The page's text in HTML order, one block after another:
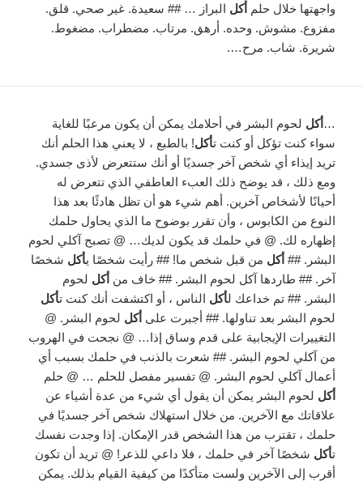
واجهتها خلال حلم أكل البراز … ## سعيدة. غير صحي. قلق.
مفزوع. مشوش. وحده. أرهق. مرتاب. مضطراب. مضغوط.
شريرة. شاب. مرح….
… أكل لحوم البشر في أحلامك يمكن أن يكون مرعبًا للغاية
سواء كنت تؤكل أو كنت تأكل! بالطبع ، لا يعني هذا الحلم أنك
تريد إيذاء أي شخص آخر جسديًا أو أنك ستتعرض لأذى جسدي.
ومع ذلك ، قد يوضح ذلك العبء العاطفي الذي تتعرض له
أحيانًا لأشخاص آخرين. أهم شيء هو أن تظل هادئًا بعد هذا
النوع من الكابوس ، وأن تقرر بوضوح ما الذي يحاول حلمك
إظهاره لك. @ في حلمك قد يكون لديك… @ تصبح آكلي لحوم
البشر. ## أكل من قبل شخص ما! ## رأيت شخصًا يأكل شخصًا
آخر. ## طاردها آكل لحوم البشر. ## خاف من أكل لحوم
البشر. ## تم خداعك لأكل الناس ، أو اكتشفت أنك كنت تأكل
لحوم البشر بعد تناولها. ## أجبرت على أكل لحوم البشر. @
التغييرات الإيجابية على قدم وساق إذا… @ نجحت في الهروب
من آكلي لحوم البشر. ## شعرت بالذنب في حلمك بسبب أي
أعمال آكلي لحوم البشر. @ تفسير مفصل للحلم … @ حلم
أكل لحوم البشر يمكن أن يقول أي شيء من عدة أشياء عن
علاقاتك مع الآخرين. من خلال استهلاك شخص آخر جسديًا في
حلمك ، تقترب من هذا الشخص قدر الإمكان. إذا وجدت نفسك
تأكل شخصًا آخر في حلمك ، فلا داعي للذعر! @ تريد أن تكون
أقرب إلى الآخرين ولست متأكدًا من كيفية القيام بذلك. يمكن